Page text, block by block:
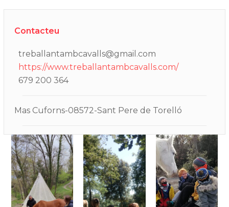
Contacteu
treballantambcavalls@gmail.com
https://www.treballantambcavalls.com/
679 200 364
Mas Cuforns-08572-Sant Pere de Torelló